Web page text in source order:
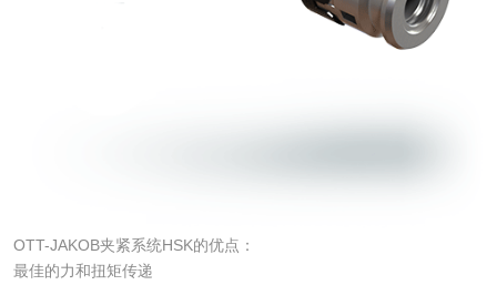
OTT-JAKOB夹紧系统HSK的优点：
最佳的力和扭矩传递